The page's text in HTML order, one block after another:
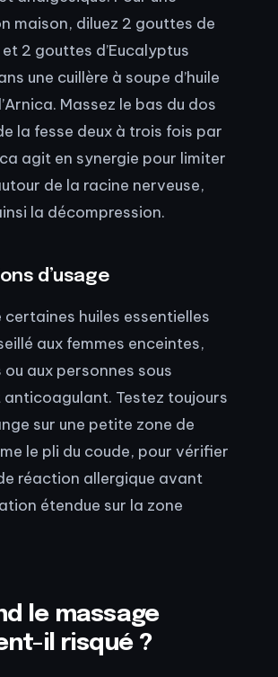
maison, diluez 2 gouttes de
2 gouttes d’Eucalyptus
une cuillère à soupe d’huile
Massez le bas du dos
la fesse deux à trois fois par
agit en synergie pour limiter
de la racine nerveuse,
la décompression.
d’usage
certaines huiles essentielles
aux femmes enceintes,
aux personnes sous
Testez toujours
sur une petite zone de
le pli du coude, pour vérifier
réaction allergique avant
étendue sur la zone
le massage
il risqué ?